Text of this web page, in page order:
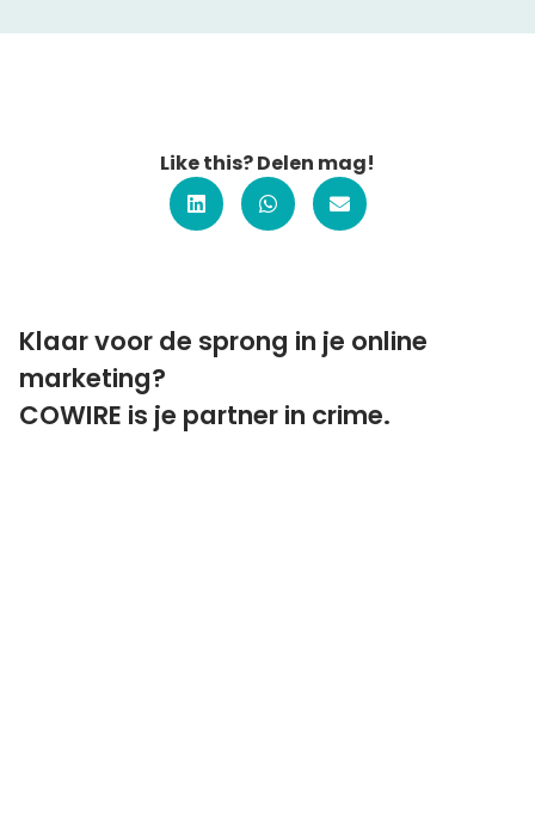
Like this? Delen mag!
Klaar voor de sprong in je online
marketing?
COWIRE is je partner in crime.